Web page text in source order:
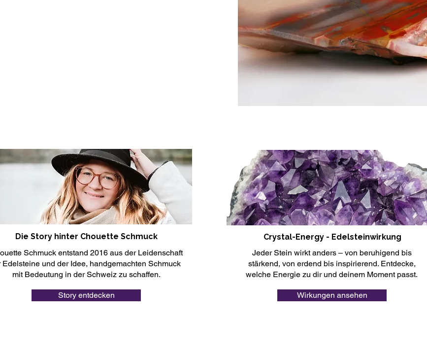
Die Story hinter Chouette Schmuck
Schmuck entstand 2016 aus der Leidenschaft
Edelsteine und der Idee, handgemachten Schmuck
mit Bedeutung in der Schweiz zu schaffen.
Story entdecken
Crystal-Energy - Edelsteinwirkung
Jeder Stein wirkt anders – von beruhigend bis
stärkend, von erdend bis inspirierend. Entdecke,
welche Energie zu dir und deinem Moment passt.
Wirkungen ansehen